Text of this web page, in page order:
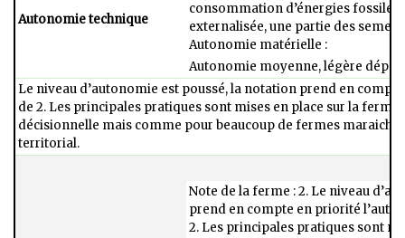
Autonomie technique
consommation d’énergies
externalisée, une partie des
Autonomie matérielle :​
Autonomie moyenne, légère
Le niveau d’autonomie est poussé, la notation prend en
de 2​. Les principales pratiques sont mises en place sur la
décisionnelle mais comme pour beaucoup de fermes
territorial.​
Note de la ferme : 2. Le niveau
prend en compte en priorité
2​. Les principales pratiques sont